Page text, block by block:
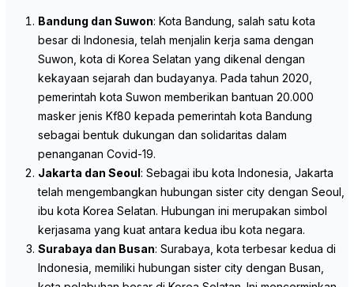
Bandung dan Suwon: Kota Bandung, salah satu kota
besar di Indonesia, telah menjalin kerja sama dengan
Suwon, kota di Korea Selatan yang dikenal dengan
kekayaan sejarah dan budayanya. Pada tahun 2020,
pemerintah kota Suwon memberikan bantuan 20.000
masker jenis Kf80 kepada pemerintah kota Bandung
sebagai bentuk dukungan dan solidaritas dalam
penanganan Covid-19.
Jakarta dan Seoul: Sebagai ibu kota Indonesia, Jakarta
telah mengembangkan hubungan sister city dengan Seoul,
ibu kota Korea Selatan. Hubungan ini merupakan simbol
kerjasama yang kuat antara kedua ibu kota negara.
Surabaya dan Busan: Surabaya, kota terbesar kedua di
Indonesia, memiliki hubungan sister city dengan Busan,